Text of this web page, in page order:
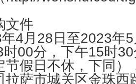
文件
4月28日至2023年
00分，下午15时
节假日不休，下同）
拉萨市城关区金珠